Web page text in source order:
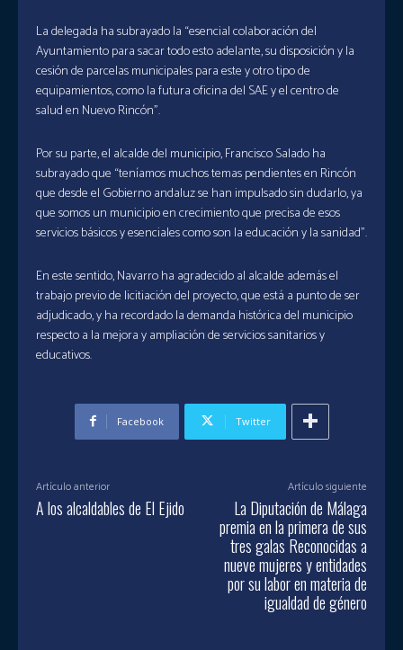
La delegada ha subrayado la “esencial colaboración del
Ayuntamiento para sacar todo esto adelante, su disposición y la
cesión de parcelas municipales para este y otro tipo de
equipamientos, como la futura oficina del SAE y el centro de
salud en Nuevo Rincón”.
Por su parte, el alcalde del municipio, Francisco Salado ha
subrayado que “teníamos muchos temas pendientes en Rincón
que desde el Gobierno andaluz se han impulsado sin dudarlo, ya
que somos un municipio en crecimiento que precisa de esos
servicios básicos y esenciales como son la educación y la sanidad”.
En este sentido, Navarro ha agradecido al alcalde además el
trabajo previo de licitiación del proyecto, que está a punto de ser
adjudicado, y ha recordado la demanda histórica del municipio
respecto a la mejora y ampliación de servicios sanitarios y
educativos.
Facebook Twitter
Artículo anterior
A los alcaldables de El Ejido
Artículo siguiente
La Diputación de Málaga
premia en la primera de sus
tres galas Reconocidas a
nueve mujeres y entidades
por su labor en materia de
igualdad de género